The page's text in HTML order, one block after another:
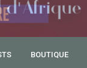
BOUTIQUE